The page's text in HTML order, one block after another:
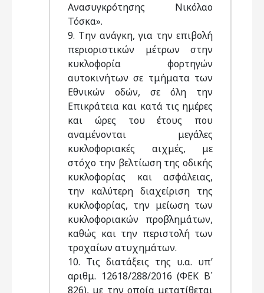
Ανασυγκρότησης Νικόλαο
Τόσκα».
9. Την ανάγκη, για την επιβολή
περιοριστικών μέτρων στην
κυκλοφορία φορτηγών
αυτοκινήτων σε τμήματα των
Εθνικών οδών, σε όλη την
Επικράτεια και κατά τις ημέρες
και ώρες του έτους που
αναμένονται μεγάλες
κυκλοφοριακές αιχμές, με
στόχο την βελτίωση της οδικής
κυκλοφορίας και ασφάλειας,
την καλύτερη διαχείριση της
κυκλοφορίας, την μείωση των
κυκλοφοριακών προβλημάτων,
καθώς και την περιστολή των
τροχαίων ατυχημάτων.
10. Τις διατάξεις της υ.α. υπ’
αριθμ. 12618/288/2016 (ΦΕΚ Β΄
826), με την οποία μετατίθεται